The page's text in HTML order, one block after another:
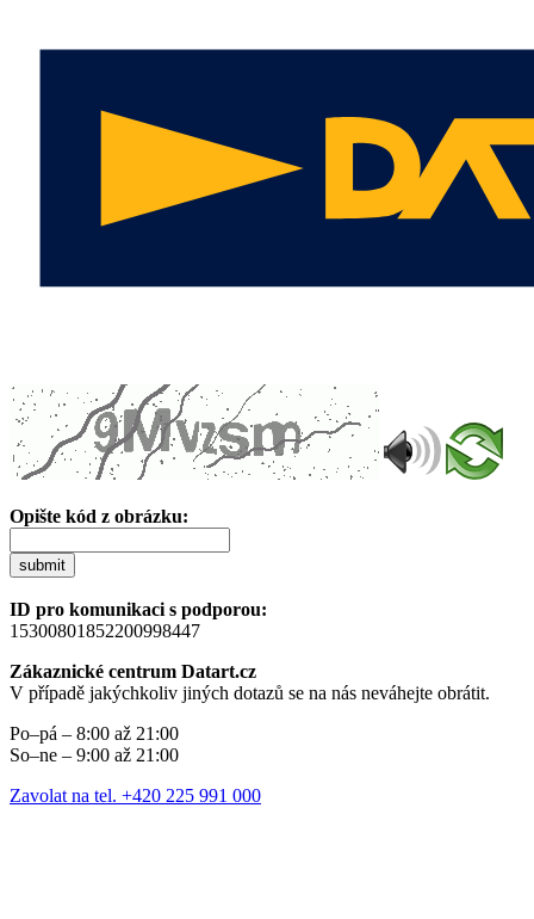
Opište kód z obrázku:
submit
ID pro komunikaci s podporou:
15300801852200998447
Zákaznické centrum Datart.cz
V případě jakýchkoliv jiných dotazů se na nás neváhejte obrátit.
Po–pá – 8:00 až 21:00
So–ne – 9:00 až 21:00
Zavolat na tel. +420 225 991 000